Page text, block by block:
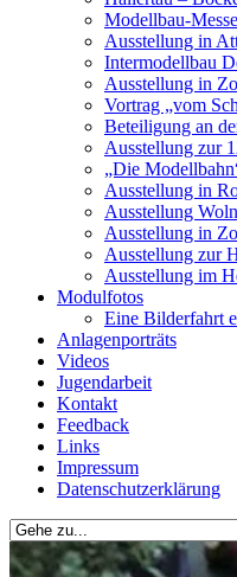
Modellbau-
Ausstellung in
Intermodellbau
Ausstellung in
Vortrag „vom
Beteiligung an
Ausstellung zur
„Die
Ausstellung in
Ausstellung
Ausstellung in
Ausstellung zur
Ausstellung im
Modulfotos
Eine Bilderfahrt
Anlagenporträts
Videos
Jugendarbeit
Kontakt
Feedback
Links
Impressum
Datenschutzerklärung